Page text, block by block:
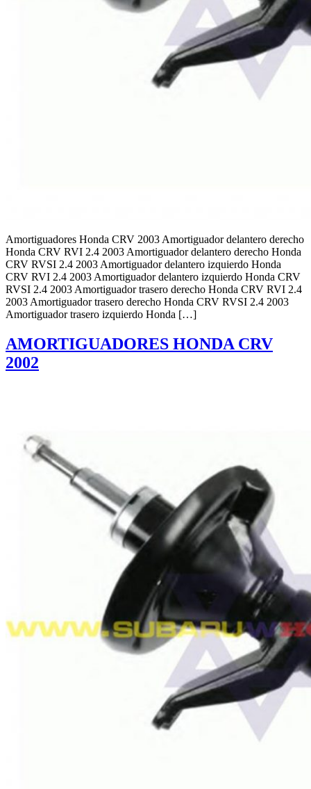
Amortiguadores Honda CRV 2003 Amortiguador delantero derecho
Honda CRV RVI 2.4 2003 Amortiguador delantero derecho Honda
CRV RVSI 2.4 2003 Amortiguador delantero izquierdo Honda
CRV RVI 2.4 2003 Amortiguador delantero izquierdo Honda CRV
RVSI 2.4 2003 Amortiguador trasero derecho Honda CRV RVI 2.4
2003 Amortiguador trasero derecho Honda CRV RVSI 2.4 2003
Amortiguador trasero izquierdo Honda […]
AMORTIGUADORES HONDA CRV
2002